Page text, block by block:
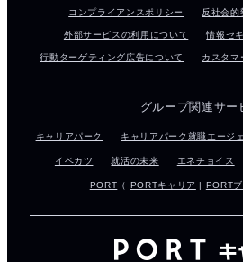
コンプライアンスポリシー 反社会的
外部サービスの利用について 情報セ
行動ターゲティング広告について カスタマ